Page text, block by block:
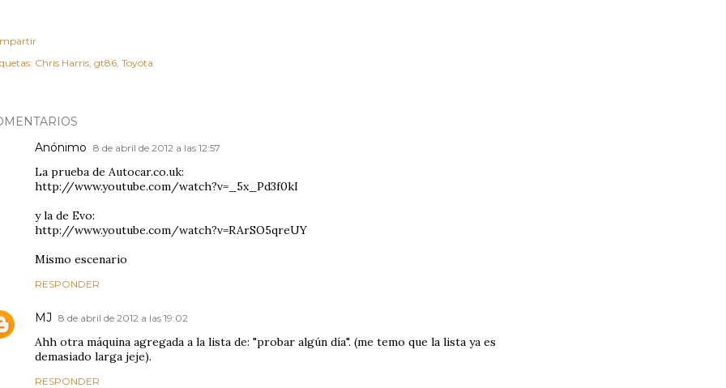
Chris Harris gt86 Toyota
Anónimo 8 de abril de 2012 a las 12:57
La prueba de Autocar.co.uk:
http://www.youtube.com/watch?v=_5x_Pd3f0kI
y la de Evo:
http://www.youtube.com/watch?v=RArSO5qreUY
Mismo escenario
RESPONDER
MJ 8 de abril de 2012 a las 19:02
Ahh otra máquina agregada a la lista de: "probar algún día". (me temo que la lista ya es
demasiado larga jeje).
RESPONDER